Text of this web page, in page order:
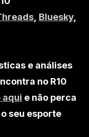
, Bluesky,
e análises
no R10
aqui e não perca
seu esporte